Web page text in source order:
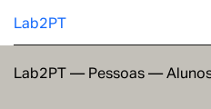
Lab2PT
Lab2PT— Pessoas—